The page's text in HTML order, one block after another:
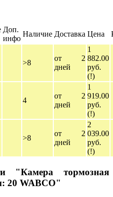
Доп.
инфо
Наличие Доставка Цена
>8
от 2
дней
1
882.00
руб.
(!)
4
от 2
дней
1
919.00
руб.
(!)
>8
от 2
дней
2
039.00
руб.
(!)
"Камера тормозная
20 WABCO"